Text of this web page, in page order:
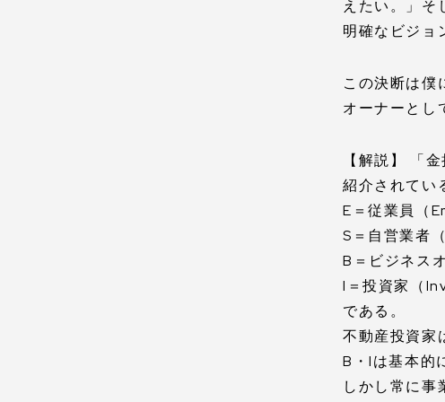
えたい。」そ
明確なビジョ
この決断は僕
オーナーとし
【解説】 「
紹介されてい
E＝従業員（
S＝自営業者
B＝ビジネス
I＝投資家（
である。
不動産投資家
B・Iは基本的
しかし常に事